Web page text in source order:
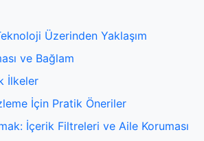
Üzerinden Yaklaşım
ve Bağlam
İlkeler
İçin Pratik Öneriler
İçerik Filtreleri ve Aile Koruması